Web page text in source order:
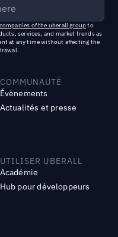
companies of the uberall groupto
services, and market trends as
at any time without affecting the
COMMUNAUTÉ
Évènements
Actualités et presse
UTILISER UBERALL
Académie
Hub pour développeurs